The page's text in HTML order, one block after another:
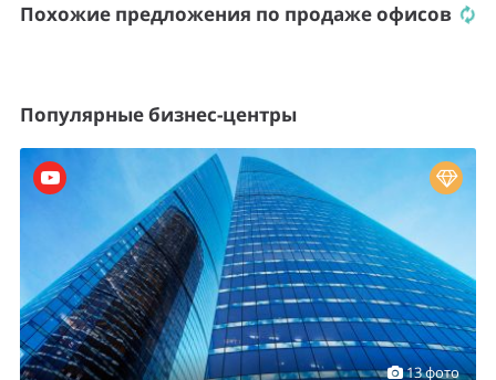
Многофункциональный комплекс, класс A
Башня Федерация
реализуемые площади по запросу
Москва, Пресненская набережная, 12
Деловой Центр
60 м
Комплекс «Башня Федерация» состоит из двух башен
различной высоты на шестиэтажном стилобате – 97-этажной
башни «Восток...